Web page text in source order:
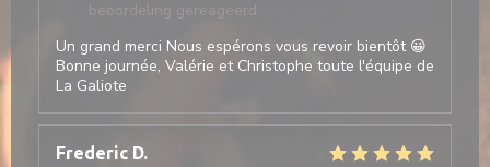
beoordeling gereageerd
Un grand merci Nous espérons vous revoir bientôt 😀
Bonne journée, Valérie et Christophe toute l'équipe de
La Galiote
Frederic D